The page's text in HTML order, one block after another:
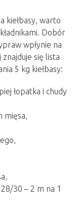
kiełbasy, warto
Dobór
wpłynie na
się lista
5 kg kiełbasy:
łopatka i chudy
mięsa,
30 – 2 m na 1